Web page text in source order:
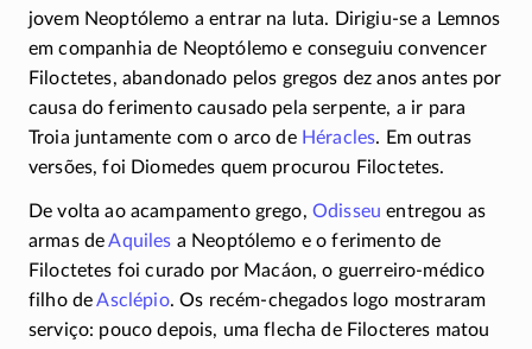
jovem Neoptólemo a entrar na luta. Dirigiu-se a Lemnos
em companhia de Neoptólemo e conseguiu convencer
Filoctetes, abandonado pelos gregos dez anos antes por
causa do ferimento causado pela serpente, a ir para
Troia juntamente com o arco de Héracles. Em outras
versões, foi Diomedes quem procurou Filoctetes.
De volta ao acampamento grego, Odisseu entregou as
armas deAquiles a Neoptólemo e o ferimento de
Filoctetes foi curado por Macáon, o guerreiro-médico
filho deAsclépio. Os recém-chegadoslogo mostraram
serviço: pouco depois, uma flecha de Filocteres matou